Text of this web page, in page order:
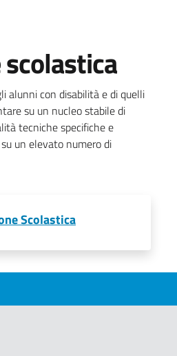
alunni con disabilità e di quelli
su un nucleo stabile di
tecniche specifiche e
un elevato numero di
Scolastica